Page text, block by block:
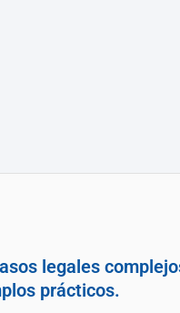
legales
prácticos.